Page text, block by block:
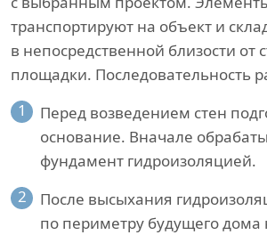
транспортируют на объект и
в непосредственной близости от
площадки. Последовательность
1
Перед возведением стен
основание. Вначале
фундамент гидроизоляцией.
2
После высыхания
по периметру будущего